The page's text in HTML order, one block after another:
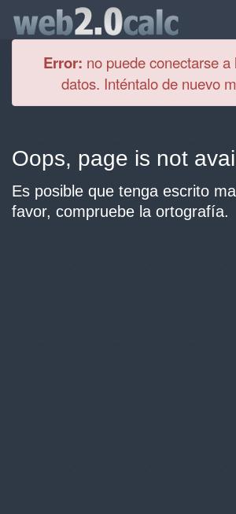
Error: no puede conectarse a
datos. Inténtalo de nuevo
Oops, page is not
Es posible que tenga escrito
favor, compruebe la ortografía.